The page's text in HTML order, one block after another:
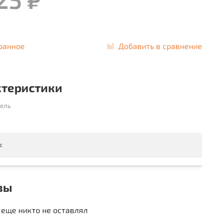
Добавить в сравнение
никто не оставлял